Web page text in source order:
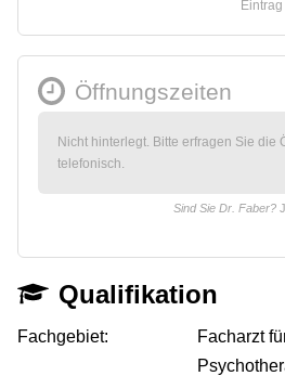
Öffnungszeiten
Nicht hinterlegt. Bitte erfragen Sie die
telefonisch.
Sind Sie Dr. Faber?
Qualifikation
Fachgebiet:
Facharzt